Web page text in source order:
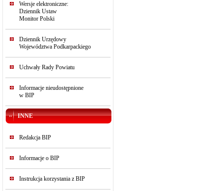
Wersje elektroniczne:
Dziennik Ustaw
Monitor Polski
Dziennik Urzędowy
Województwa Podkarpackiego
Uchwały Rady Powiatu
Informacje nieudostępnione
w BIP
INNE
Redakcja BIP
Informacje o BIP
Instrukcja korzystania z BIP